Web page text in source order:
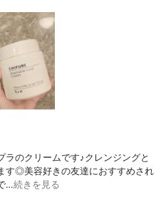
のクリームです♪クレンジングと
す◎美容好きの友達におすすめされ
…続きを見る